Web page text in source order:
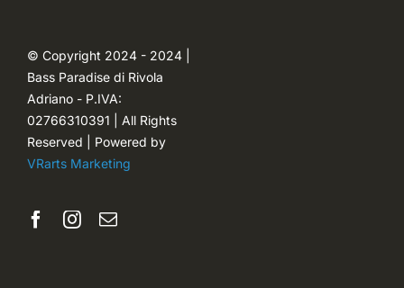
Password dimenticata
© Copyright 2024 - 2024 |
Bass Paradise di Rivola
Adriano - P.IVA:
02766310391 | All Rights
Reserved | Powered by
VRarts Marketing